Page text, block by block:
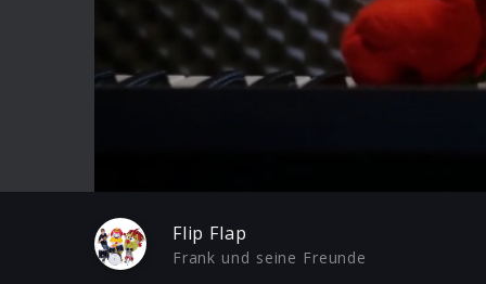
Play
Flip Flap
Frank und seine Freunde